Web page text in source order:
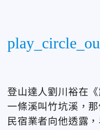
登山達人劉川裕在
一條溪叫竹坑溪，
民宿業者向他透露